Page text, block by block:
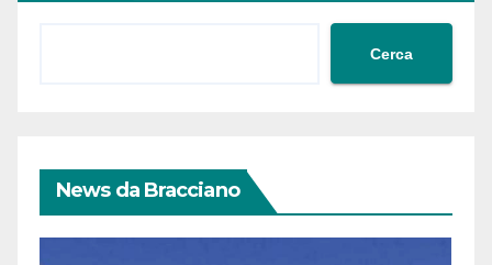
Cerca
News da Bracciano